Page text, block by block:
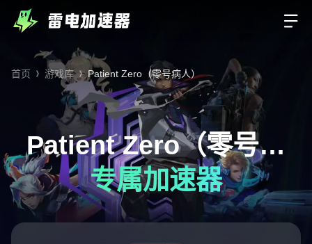
首页 游戏库 Patient Zero（零号病人）
Patient Zero（零号病
人）
专属加速器